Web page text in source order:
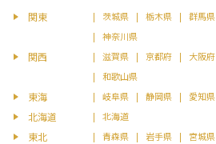
関東 茨城県 栃木県 群馬県
神奈川県
関西 滋賀県 京都府 大阪府
和歌山県
東海 岐阜県 静岡県 愛知県
北海道 北海道
東北 青森県 岩手県 宮城県